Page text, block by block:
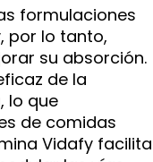
formulaciones
por lo tanto,
su absorción.
de la
lo que
de comidas
Vidafy facilita